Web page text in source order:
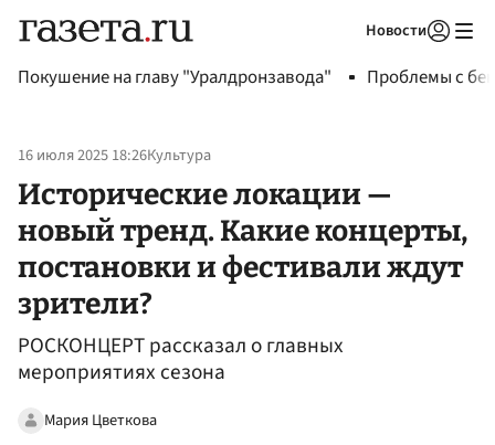
Новости
Покушение на главу "Уралдронзавода" Проблемы с
16 июля 2025 18:26Культура
Исторические локации —
новый тренд. Какие концерты,
постановки и фестивали ждут
зрители?
РОСКОНЦЕРТ рассказал о главных
мероприятиях сезона
Мария Цветкова